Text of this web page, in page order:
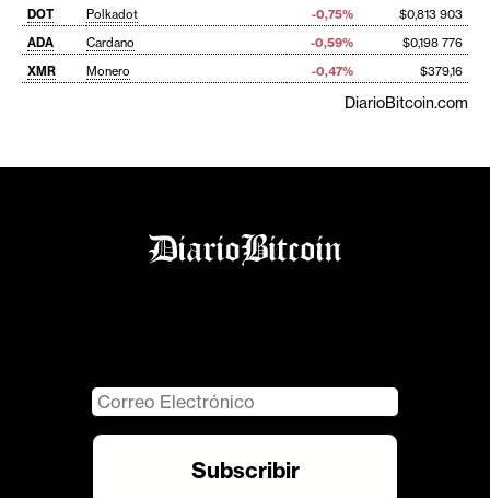
DOT
Polkadot -0,75%
$0,813 903
ADA
Cardano -0,59%
$0,198 776
XMR
Monero -0,47% $379,16
DiarioBitcoin.com